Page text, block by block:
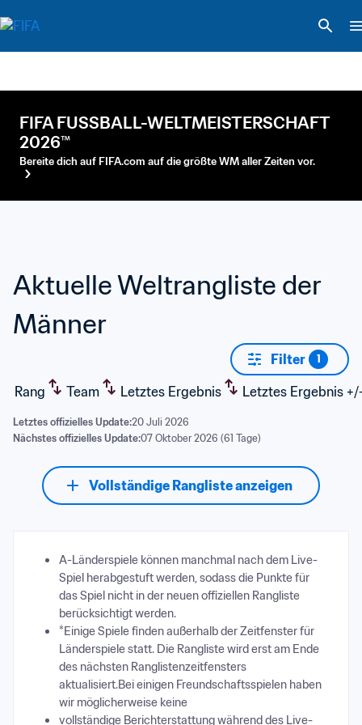
FIFA FUSSBALL-WELTMEISTERSCHAFT
2026™
Bereite dich auf FIFA.com auf die größte WM aller Zeiten vor.
Weltrangliste (Männer)
Aktuelle Weltrangliste der
Männer
Filter 1
Rang Team Letztes Ergebnis Letztes Ergebnis
Letztes offizielles Update:20 Juli 2026
Nächstes offizielles Update:07 Oktober 2026 (61 Tage)
Vollständige Rangliste anzeigen
A-Länderspiele können manchmal nach dem Live-
Spiel herabgestuft werden, sodass die Punkte für
das Spiel nicht in der neuen offiziellen Rangliste
berücksichtigt werden.
*Einige Spiele finden außerhalb der Zeitfenster für
Länderspiele statt. Die Rangliste wird erst am Ende
des nächsten Ranglistenzeitfensters
aktualisiert.Bei einigen Freundschaftsspielen haben
wir möglicherweise keine
vollständige Berichterstattung während des Live-